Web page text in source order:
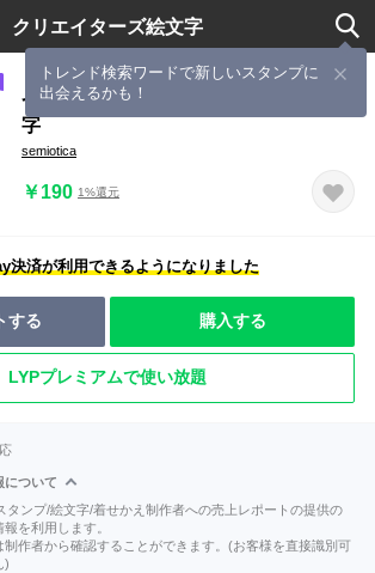
クリエイターズ絵文字
トレンド検索ワードで新しいスタンプに
出会えるかも！
つなげて使える！ワンワン大集合 絵文
字
semiotica
￥190 1%還元
決済が利用できるようになりました
する 購入する
LYPプレミアムで使い放題
について
タンプ/絵文字/着せかえ制作者への売上レポートの提供の
を利用します。
制作者から確認することができます。(お客様を直接識別可
)